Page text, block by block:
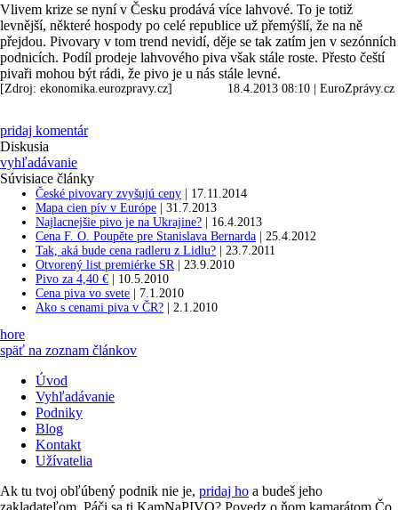
Vlivem krize se nyní v Česku prodává více lahvové. To je totiž
levnější, některé hospody po celé republice už přemýšlí, že na ně
přejdou. Pivovary v tom trend nevidí, děje se tak zatím jen v sezónních
podnicích. Podíl prodeje lahvového piva však stále roste. Přesto čeští
pivaři mohou být rádi, že pivo je u nás stále levné.
18.4.2013 08:10 EuroZprávy.cz
[Zdroj: ekonomika.eurozpravy.cz]
pridaj komentár
Diskusia
vyhľadávanie
Súvisiace články
České pivovary zvyšujú ceny
17.11.2014
Mapa cien pív v Európe
31.7.2013
Najlacnejšie pivo je na Ukrajine?
16.4.2013
Cena F. O. Poupěte pre Stanislava Bernarda
25.4.2012
Tak, aká bude cena radleru z Lidlu?
23.7.2011
Otvorený list premiérke SR
23.9.2010
Pivo za 4,40 €
10.5.2010
Cena piva vo svete
7.1.2010
Ako s cenami piva v ČR?
2.1.2010
hore
späť na zoznam článkov
Úvod
Vyhľadávanie
Podniky
Blog
Kontakt
Užívatelia
Ak tu tvoj obľúbený podnik nie je, pridaj ho a budeš jeho